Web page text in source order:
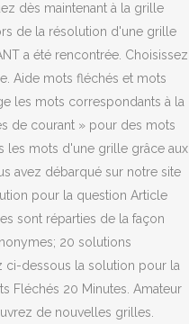
dès maintenant à la grille
de la résolution d'une grille
a été rencontrée. Choisissez
Aide mots fléchés et mots
les mots correspondants à la
de courant » pour des mots
les mots d'une grille grâce aux
avez débarqué sur notre site
pour la question Article
sont réparties de la façon
20 solutions
ci-dessous la solution pour la
Fléchés 20 Minutes. Amateur
de nouvelles grilles.